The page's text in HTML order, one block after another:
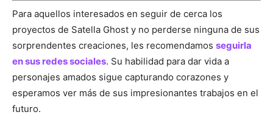
Para aquellos interesados en seguir de cerca los
proyectos de Satella Ghost y no perderse ninguna de sus
sorprendentes creaciones, les recomendamos seguirla
en sus redes sociales. Su habilidad para dar vida a
personajes amados sigue capturando corazones y
esperamos ver más de sus impresionantes trabajos en el
futuro.